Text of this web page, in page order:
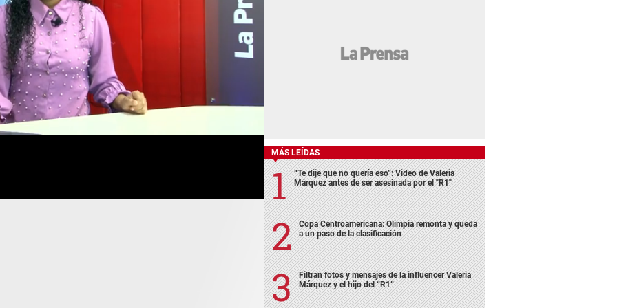
MÁS LEÍDAS
“Te dije que no quería eso”: Video de Valeria
Márquez antes de ser asesinada por el "R1"
Copa Centroamericana: Olimpia remonta y queda
a un paso de la clasificación
Filtran fotos y mensajes de la influencer Valeria
Márquez y el hijo del “R1”